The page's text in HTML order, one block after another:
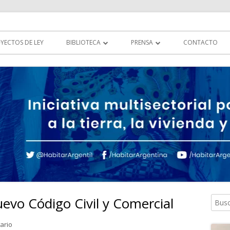
DE LEY BIBLIOTECA
LEGISLACIÓN
PRENSA
MULTIMEDIA
COMUNICADOS
CONTACTO
Código Civil y Comercial